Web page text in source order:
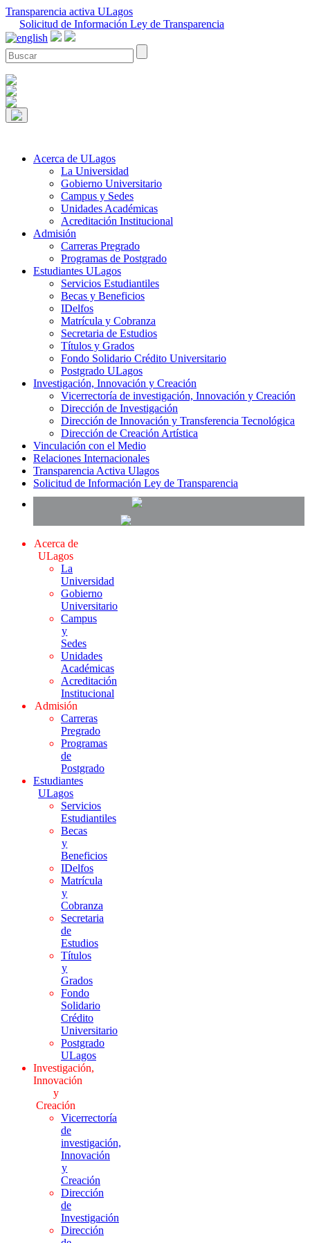
Transparencia activa ULagos
Solicitud de Información Ley de Transparencia
Acerca de ULagos
La Universidad
Gobierno Universitario
Campus y Sedes
Unidades Académicas
Acreditación Institucional
Admisión
Carreras Pregrado
Programas de Postgrado
Estudiantes ULagos
Servicios Estudiantiles
Becas y Beneficios
IDelfos
Matrícula y Cobranza
Secretaria de Estudios
Títulos y Grados
Fondo Solidario Crédito Universitario
Postgrado ULagos
Investigación, Innovación y Creación
Vicerrectoría de investigación, Innovación y Creación
Dirección de Investigación
Dirección de Innovación y Transferencia Tecnológica
Dirección de Creación Artística
Vinculación con el Medio
Relaciones Internacionales
Transparencia Activa Ulagos
Solicitud de Información Ley de Transparencia
Acerca de
ULagos
La
Universidad
Gobierno
Universitario
Campus
y
Sedes
Unidades
Académicas
Acreditación
Institucional
Admisión
Carreras
Pregrado
Programas
de
Postgrado
Estudiantes
ULagos
Servicios
Estudiantiles
Becas
y
Beneficios
IDelfos
Matrícula
y
Cobranza
Secretaria
de
Estudios
Títulos
y
Grados
Fondo
Solidario
Crédito
Universitario
Postgrado
ULagos
Investigación,
Innovación
y
Creación
Vicerrectoría
de
investigación,
Innovación
y
Creación
Dirección
de
Investigación
Dirección